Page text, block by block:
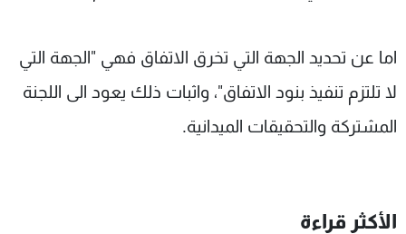
اما عن تحديد الجهة التي تخرق الاتفاق فهي "الجهة التي
لا تلتزم تنفيذ بنود الاتفاق"، واثبات ذلك يعود الى اللجنة
المشتركة والتحقيقات الميدانية.
الأكثر قراءة